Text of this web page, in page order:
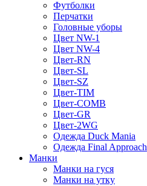
Футболки
Перчатки
Головные уборы
Цвет NW-1
Цвет NW-4
Цвет-RN
Цвет-SL
Цвет-SZ
Цвет-TIM
Цвет-COMB
Цвет-GR
Цвет-2WG
Одежда Duck Mania
Одежда Final Approach
Манки
Манки на гуся
Манки на утку